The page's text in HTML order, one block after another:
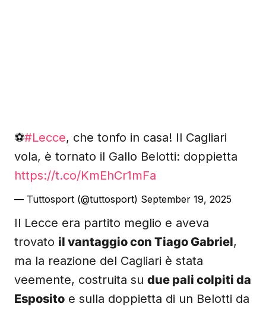
⚽️#Lecce, che tonfo in casa! Il Cagliari
vola, è tornato il Gallo Belotti: doppietta
https://t.co/KmEhCr1mFa
— Tuttosport (@tuttosport) September 19, 2025
Il Lecce era partito meglio e aveva
trovato il vantaggio con Tiago Gabriel,
ma la reazione del Cagliari è stata
veemente, costruita su due pali colpiti da
Esposito e sulla doppietta di un Belotti da